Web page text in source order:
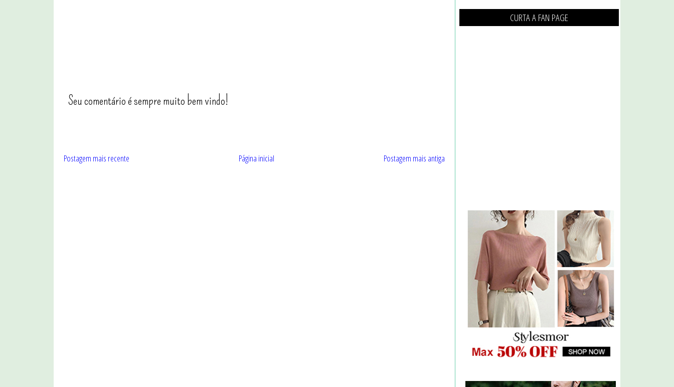
Seu comentário é sempre muito bem vindo!
Postagem mais recente Postagem mais antiga
Página inicial
CURTA A FAN PAGE